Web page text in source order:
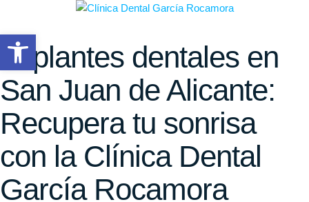
Implantes dentales en
San Juan de Alicante:
Recupera tu sonrisa
con la Clínica Dental
García Rocamora
Abrir barra de herramientas